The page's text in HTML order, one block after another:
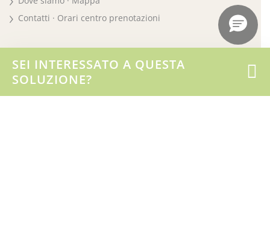
SEI INTERESSATO A QUESTA
SOLUZIONE?
Contatti · Orari centro prenotazioni
Alloggi